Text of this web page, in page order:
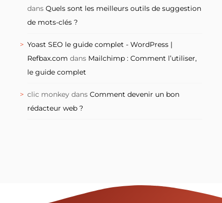
dans Quels sont les meilleurs outils de suggestion
de mots-clés ?
Yoast SEO le guide complet - WordPress |
Refbax.com dans Mailchimp : Comment l’utiliser,
le guide complet
clic monkey dans Comment devenir un bon
rédacteur web ?